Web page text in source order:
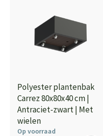
Polyester plantenbak
Carrez 80x80x40 cm |
Antraciet-zwart | Met
wielen
Op voorraad